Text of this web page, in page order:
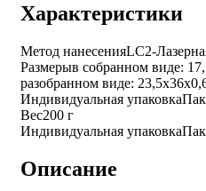
Характеристики
Метод нанесенияLC2-
Размерыв собранном виде:
разобранном виде:
Индивидуальная упаковка
Вес200 г
Индивидуальная упаковка
Описание